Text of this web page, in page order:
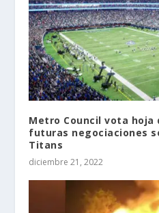
Metro Council vota hoja
futuras negociaciones
Titans
diciembre 21, 2022